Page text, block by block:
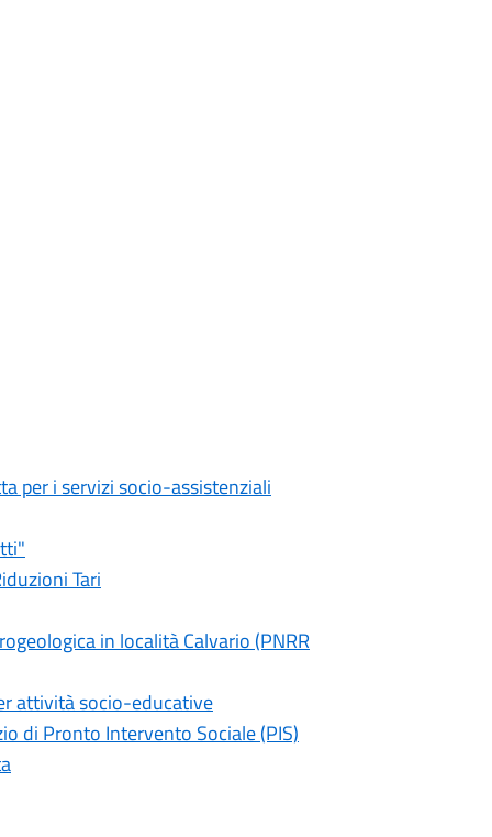
per i servizi socio-assistenziali
Tari
in località Calvario (PNRR
attività socio-educative
di Pronto Intervento Sociale (PIS)